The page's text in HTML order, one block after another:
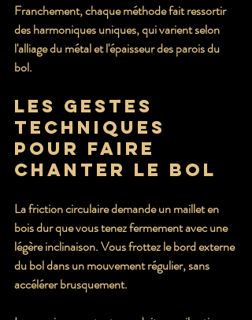
Franchement, chaque méthode fait ressortir
des harmoniques uniques, qui varient selon
l'alliage du métal et l'épaisseur des parois du
bol.
Les gestes
techniques
pour faire
chanter le bol
La friction circulaire demande un maillet en
bois dur que vous tenez fermement avec une
légère inclinaison. Vous frottez le bord externe
du bol dans un mouvement régulier, sans
accélérer brusquement.